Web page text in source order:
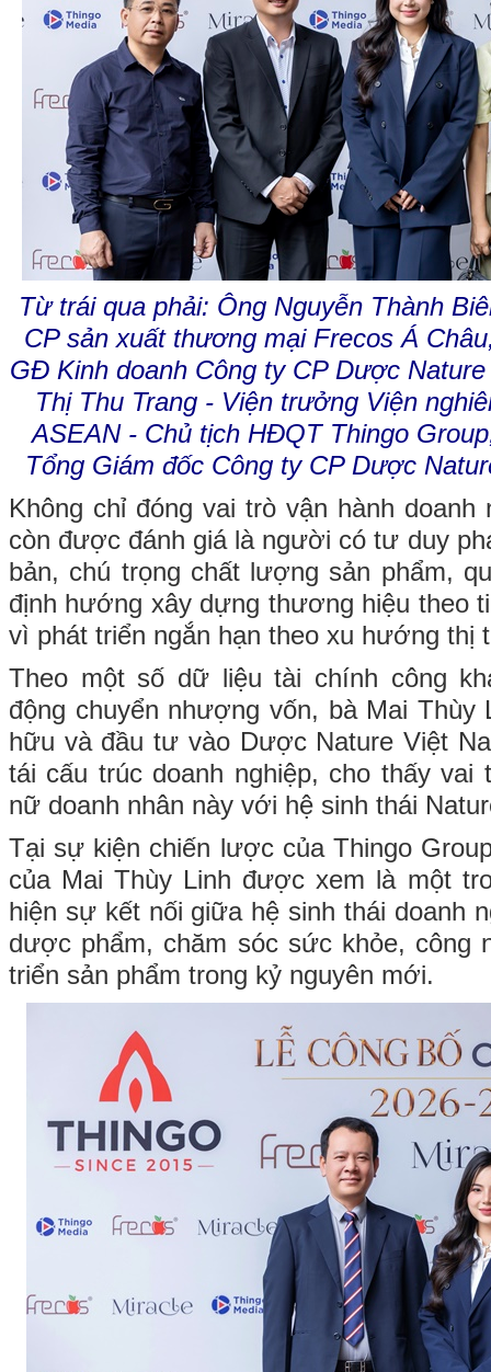
Từ trái qua phải: Ông Nguyễn Thành
CP sản xuất thương mại Frecos Á
GĐ Kinh doanh Công ty CP Dược
Thị Thu Trang - Viện trưởng Viện
ASEAN - Chủ tịch HĐQT Thingo
Tổng Giám đốc Công ty CP Dược
Không chỉ đóng vai trò vận hành doanh
còn được đánh giá là người có tư duy
bản, chú trọng chất lượng sản phẩm,
định hướng xây dựng thương hiệu theo
vì phát triển ngắn hạn theo xu hướng thị
Theo một số dữ liệu tài chính công
động chuyển nhượng vốn, bà Mai
hữu và đầu tư vào Dược Nature Việt
tái cấu trúc doanh nghiệp, cho thấy vai
nữ doanh nhân này với hệ sinh thái
Tại sự kiện chiến lược của Thingo
của Mai Thùy Linh được xem là một
hiện sự kết nối giữa hệ sinh thái doanh
dược phẩm, chăm sóc sức khỏe, công
triển sản phẩm trong kỷ nguyên mới.